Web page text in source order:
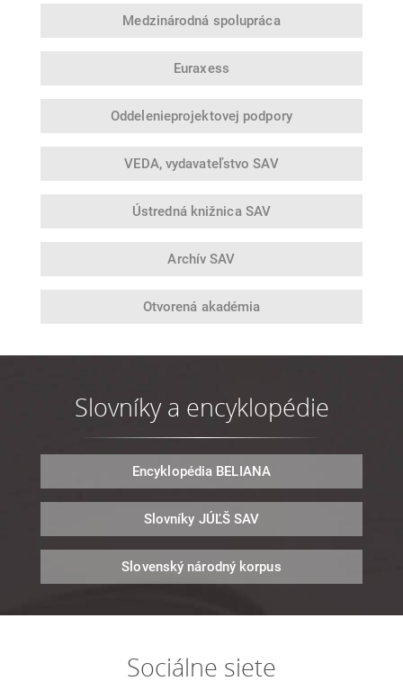
Medzinárodná spolupráca
Euraxess
Oddelenieprojektovej podpory
VEDA, vydavateľstvo SAV
Ústredná knižnica SAV
Archív SAV
Otvorená akadémia
Slovníky a encyklopédie
Encyklopédia BELIANA
Slovníky JÚĽŠ SAV
Slovenský národný korpus
Sociálne siete